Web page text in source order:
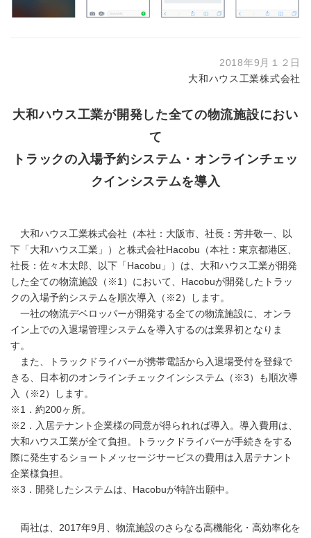
2018年9月１２日
大和ハウス工業株式会社
大和ハウス工業が開発した全ての物流施設におい
て
トラックの入場予約システム・オンラインチェッ
クインシステムを導入
大和ハウス工業株式会社（本社：大阪市、社長：芳井敬一、以
下「大和ハウス工業」）と株式会社Hacobu（本社：東京都港区、
社長：佐々木太郎、以下「Hacobu」）は、大和ハウス工業が開発
した全ての物流施設（※1）において、Hacobuが開発したトラッ
クの入場予約システムを順次導入（※2）します。
一社の物流デベロッパーが開発する全ての物流施設に、オンラ
イン上での入退場管理システムを導入するのは業界初となりま
す。
また、トラックドライバーが携帯電話から入退場受付を登録で
きる、日本初のオンラインチェックインシステム（※3）も順次導
入（※2）します。
※1．約200ヶ所。
※2．入居テナント企業様の同意が得られれば導入。導入費用は、
大和ハウス工業が全て負担。トラックドライバーが手続きをする
際に発生するショートメッセージサービスの費用は入居テナント
企業様負担。
※3．開発したシステムは、Hacobuが特許出願中。
両社は、2017年9月、物流施設のさらなる高機能化・高効率化を